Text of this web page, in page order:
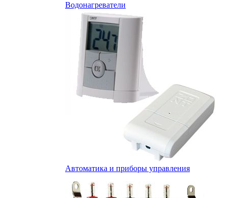
Водонагреватели
Автоматика и приборы управления